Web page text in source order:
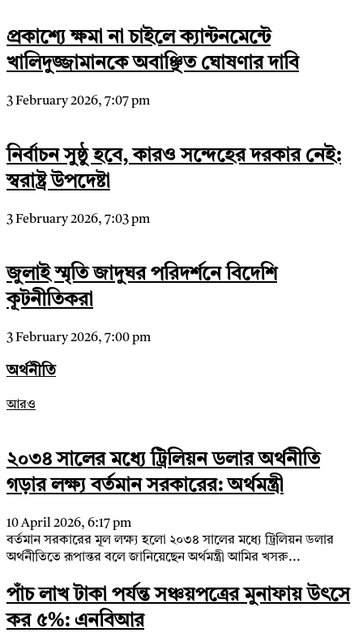
প্রকাশ্যে ক্ষমা না চাইলে ক্যান্টনমেন্টে
খালিদুজ্জামানকে অবাঞ্ছিত ঘোষণার দাবি
3 February 2026, 7:07 pm
নির্বাচন সুষ্ঠু হবে, কারও সন্দেহের দরকার নেই:
স্বরাষ্ট্র উপদেষ্টা
3 February 2026, 7:03 pm
জুলাই স্মৃতি জাদুঘর পরিদর্শনে বিদেশি
কূটনীতিকরা
3 February 2026, 7:00 pm
অর্থনীতি
আরও
২০৩৪ সালের মধ্যে ট্রিলিয়ন ডলার অর্থনীতি
গড়ার লক্ষ্য বর্তমান সরকারের: অর্থমন্ত্রী
10 April 2026, 6:17 pm
বর্তমান সরকারের মূল লক্ষ্য হলো ২০৩৪ সালের মধ্যে ট্রিলিয়ন ডলার
অর্থনীতিতে রূপান্তর বলে জানিয়েছেন অর্থমন্ত্রী আমির খসরু...
পাঁচ লাখ টাকা পর্যন্ত সঞ্চয়পত্রের মুনাফায় উৎসে
কর ৫%: এনবিআর